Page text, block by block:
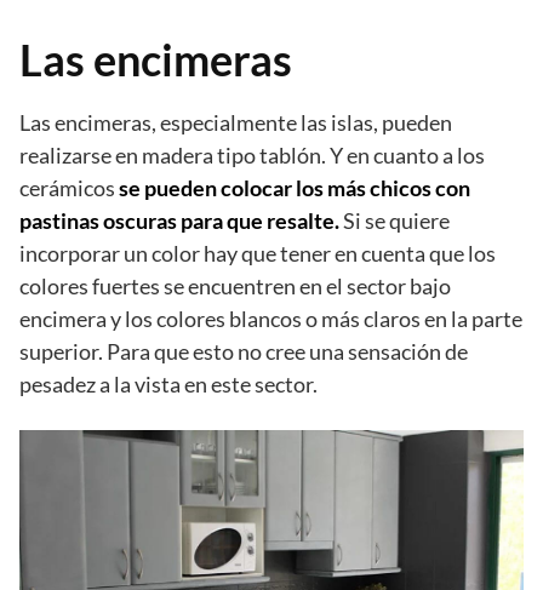
Las encimeras
Las encimeras, especialmente las islas, pueden
realizarse en madera tipo tablón. Y en cuanto a los
cerámicosse pueden colocar los más chicos con
pastinas oscuras para que resalte.Si se quiere
incorporar un color hay que tener en cuenta que los
colores fuertes se encuentren en el sector bajo
encimera y los colores blancos o más claros en la parte
superior. Para que esto no cree una sensación de
pesadez a la vista en este sector.